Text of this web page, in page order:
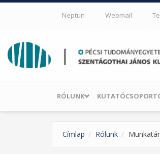
Ugrás a tartalomra
Neptun Webmail
RÓLUNK
Címlap Rólunk